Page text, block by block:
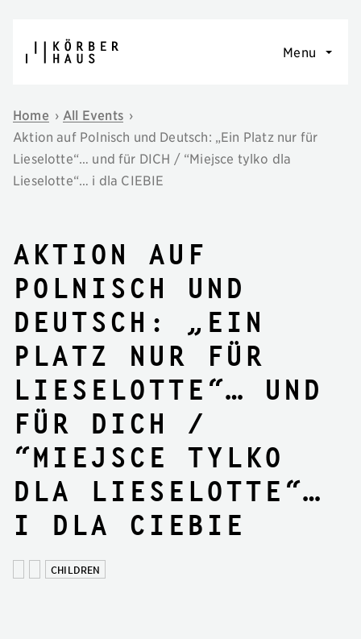
Menu
Home › All Events ›
Aktion auf Polnisch und Deutsch: „Ein Platz nur für
Lieselotte“… und für DICH / “Miejsce tylko dla
Lieselotte“… i dla CIEBIE
Aktion auf
Polnisch und
Deutsch: „Ein
Platz nur für
Lieselotte“… und
für DICH /
“Miejsce tylko
dla Lieselotte“…
i dla CIEBIE
CHILDREN